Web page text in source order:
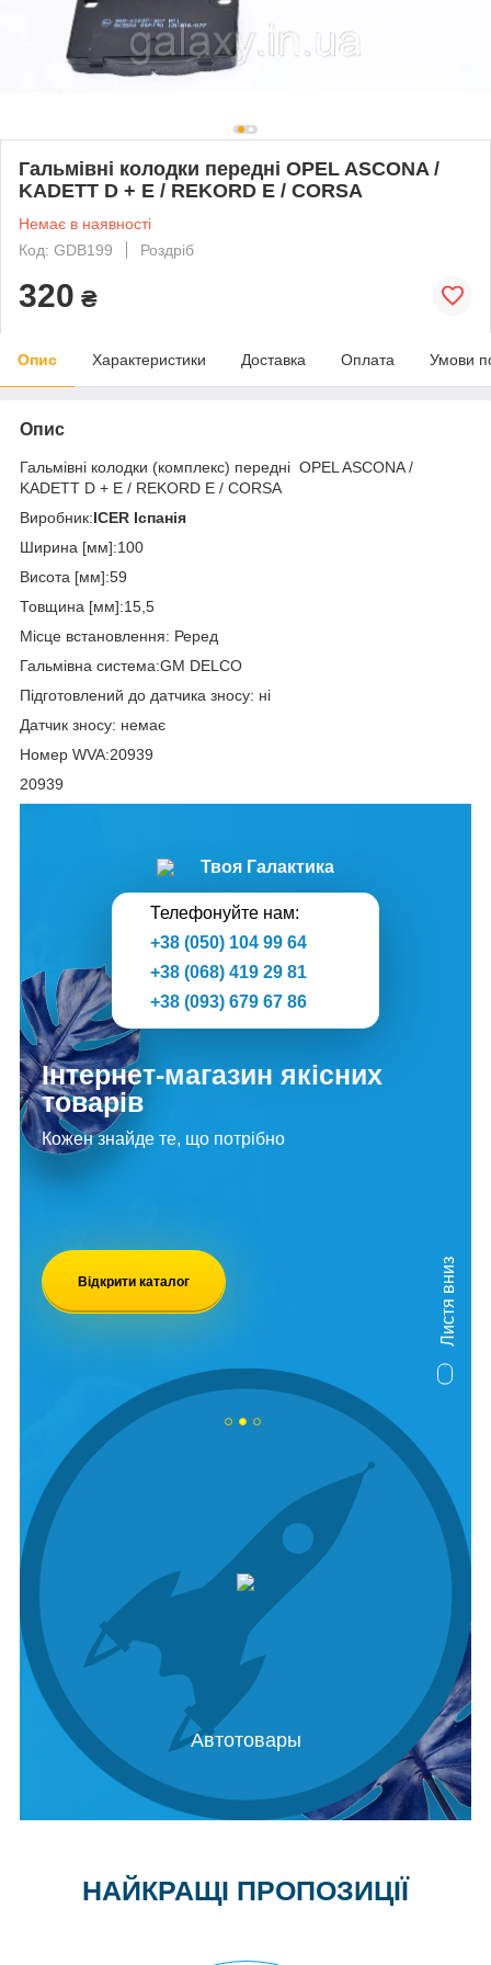
Гальмівні колодки передні OPEL ASCONA /
KADETT D + E / REKORD E / CORSA
Немає в наявності
Код: GDB199
Роздріб
320 ₴
Опис Характеристики Доставка Оплата Умови
Опис
Гальмівні колодки (комплекс) передні OPEL ASCONA /
KADETТ D + E / REKORD E / CORSA
Виробник:ICER Іспанія
Ширина [мм]:100
Висота [мм]:59
Товщина [мм]:15,5
Місце встановлення: Реред
Гальмівна система:GM DELCO
Підготовлений до датчика зносу: ні
Датчик зносу: немає
Номер WVA:20939
20939
Твоя Галактика
Телефонуйте нам:
+38 (050) 104 99 64
+38 (068) 419 29 81
+38 (093) 679 67 86
Інтернет-магазин якісних
товарів
Кожен знайде те, що потрібно
Відкрити каталог
Автотовары
Листя вниз
НАЙКРАЩІ ПРОПОЗИЦІЇ